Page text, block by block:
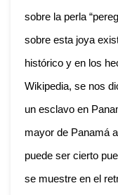
sobre la perla
sobre esta joya
histórico y en los
Wikipedia, se nos
un esclavo en
mayor de Panamá
puede ser cierto
se muestre en el